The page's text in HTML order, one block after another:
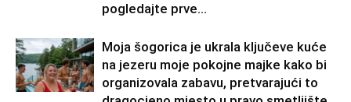
pogledajte prve...
Moja šogorica je ukrala ključeve kuće
na jezeru moje pokojne majke kako bi
organizovala zabavu, pretvarajući to